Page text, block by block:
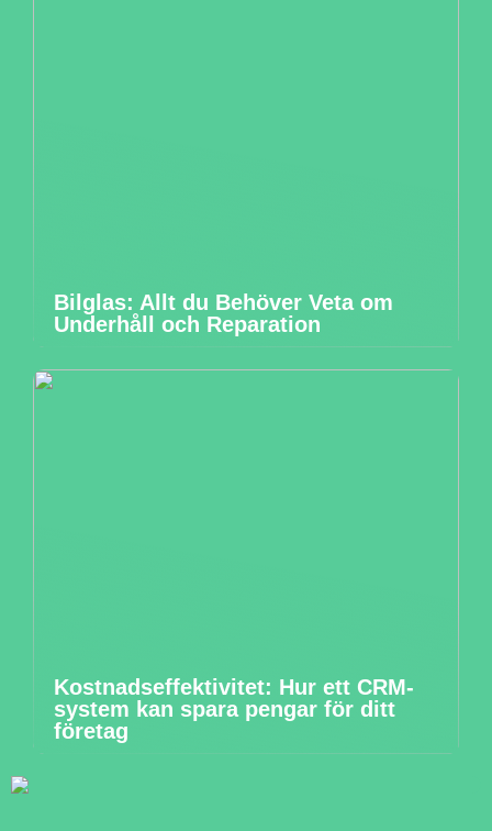
Bilglas: Allt du Behöver Veta om
Underhåll och Reparation
Kostnadseffektivitet: Hur ett CRM-
system kan spara pengar för ditt
företag